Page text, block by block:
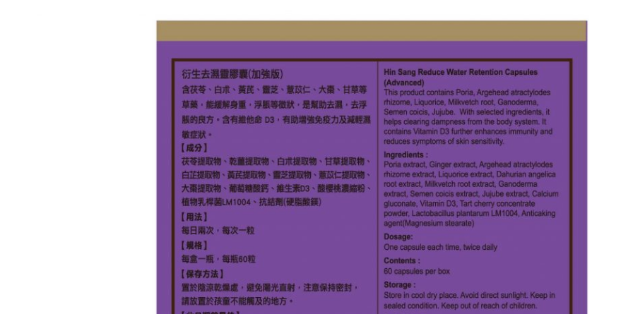
HKD$169
HKD$369
此商品最多可加購1件
HKD$449
理膚泉 無香大哥大
此商品最多可加購1件
Round Lab 白樺樹
此商品最多可加購1件